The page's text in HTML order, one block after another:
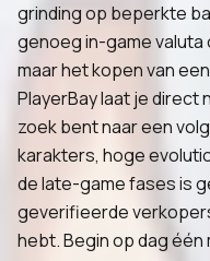
grinding op beperkte
genoeg in-game
maar het kopen van
PlayerBay laat je direct
zoek bent naar een
karakters, hoge
de late-game fases is
geverifieerde
hebt. Begin op dag